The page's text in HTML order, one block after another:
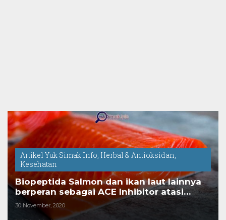
Artikel Yuk Simak Info, Herbal & Antioksidan,
Kesehatan
Biopeptida Salmon dan ikan laut lainnya
berperan sebagai ACE Inhibitor atasi
Hipertensi
30 November, 2020